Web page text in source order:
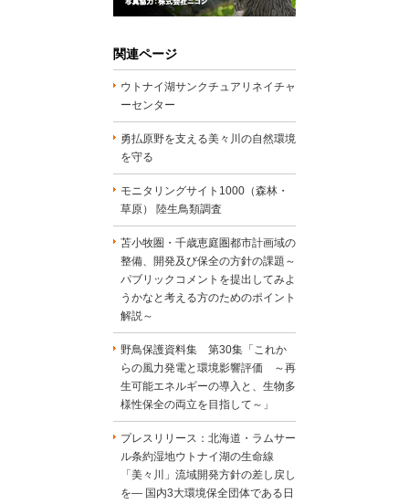
関連ページ
ウトナイ湖サンクチュアリネイチャ
ーセンター
勇払原野を支える美々川の自然環境
を守る
モニタリングサイト1000（森林・
草原） 陸生鳥類調査
苫小牧圏・千歳恵庭圏都市計画域の
整備、開発及び保全の方針の課題～
パブリックコメントを提出してみよ
うかなと考える方のためのポイント
解説～
野鳥保護資料集 第30集「これか
らの風力発電と環境影響評価 ～再
生可能エネルギーの導入と、生物多
様性保全の両立を目指して～」
プレスリリース：北海道・ラムサー
ル条約湿地ウトナイ湖の生命線
「美々川」流域開発方針の差し戻し
を― 国内3大環境保全団体である日